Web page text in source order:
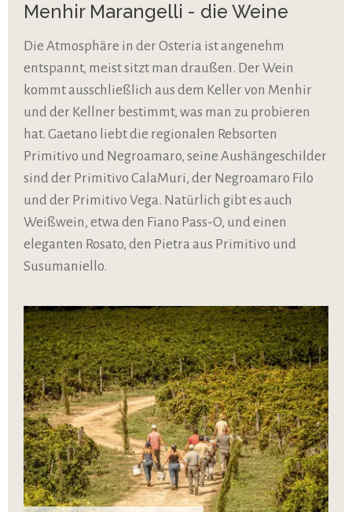
Menhir Marangelli - die Weine
Die Atmosphäre in der Osteria ist angenehm
entspannt, meist sitzt man draußen. Der Wein
kommt ausschließlich aus dem Keller von Menhir
und der Kellner bestimmt, was man zu probieren
hat. Gaetano liebt die regionalen Rebsorten
Primitivo und Negroamaro, seine Aushängeschilder
sind der Primitivo CalaMuri, der Negroamaro Filo
und der Primitivo Vega. Natürlich gibt es auch
Weißwein, etwa den Fiano Pass-O, und einen
eleganten Rosato, den Pietra aus Primitivo und
Susumaniello.